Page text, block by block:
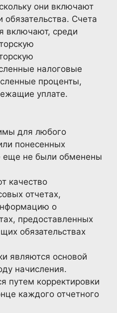
они включают
Счета
включают, среди
налоговые
проценты,
уплате.
для любого
понесенных
еще не были обменены
качество
отчетах,
о
предоставленных
обязательствах
являются основой
начисления.
путем корректировки
каждого отчетного